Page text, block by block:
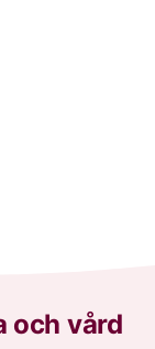
och vård